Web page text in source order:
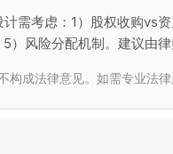
需考虑：1）股权收购vs
）风险分配机制。建议由律
构成法律意见。如需专业法